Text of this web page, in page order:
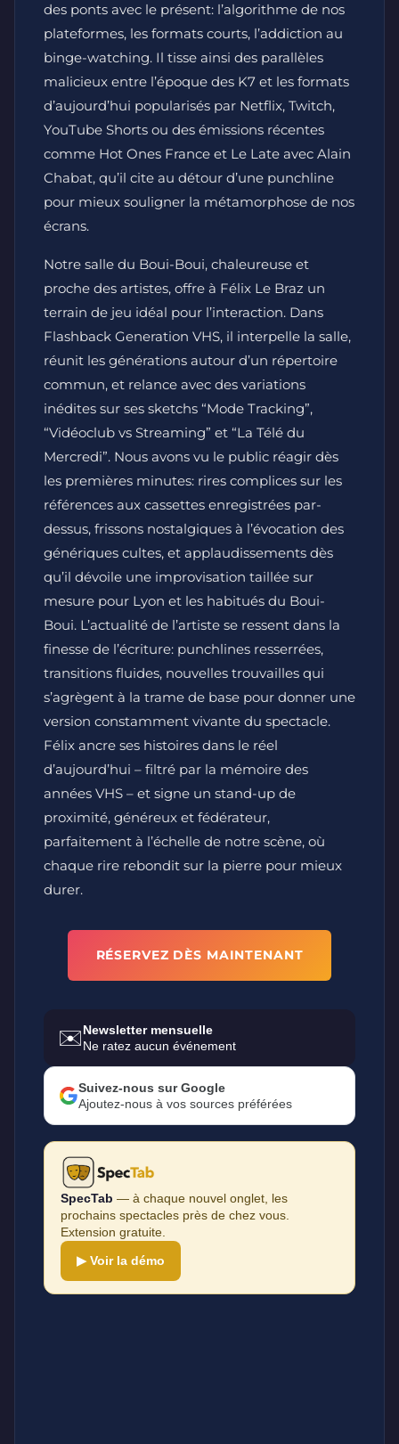
des ponts avec le présent: l’algorithme de nos
plateformes, les formats courts, l’addiction au
binge-watching. Il tisse ainsi des parallèles
malicieux entre l’époque des K7 et les formats
d’aujourd’hui popularisés par Netflix, Twitch,
YouTube Shorts ou des émissions récentes
comme Hot Ones France et Le Late avec Alain
Chabat, qu’il cite au détour d’une punchline
pour mieux souligner la métamorphose de nos
écrans.
Notre salle du Boui-Boui, chaleureuse et
proche des artistes, offre à Félix Le Braz un
terrain de jeu idéal pour l’interaction. Dans
Flashback Generation VHS, il interpelle la salle,
réunit les générations autour d’un répertoire
commun, et relance avec des variations
inédites sur ses sketchs “Mode Tracking”,
“Vidéoclub vs Streaming” et “La Télé du
Mercredi”. Nous avons vu le public réagir dès
les premières minutes: rires complices sur les
références aux cassettes enregistrées par-
dessus, frissons nostalgiques à l’évocation des
génériques cultes, et applaudissements dès
qu’il dévoile une improvisation taillée sur
mesure pour Lyon et les habitués du Boui-
Boui. L’actualité de l’artiste se ressent dans la
finesse de l’écriture: punchlines resserrées,
transitions fluides, nouvelles trouvailles qui
s’agrègent à la trame de base pour donner une
version constamment vivante du spectacle.
Félix ancre ses histoires dans le réel
d’aujourd’hui – filtré par la mémoire des
années VHS – et signe un stand-up de
proximité, généreux et fédérateur,
parfaitement à l’échelle de notre scène, où
chaque rire rebondit sur la pierre pour mieux
durer.
RÉSERVEZ DÈS MAINTENANT
✉️Newsletter mensuelle
Ne ratez aucun événement
Suivez-nous sur Google
Ajoutez-nous à vos sources préférées
SpecTab — à chaque nouvel onglet, les
prochains spectacles près de chez vous.
Extension gratuite.
▶ Voir la démo